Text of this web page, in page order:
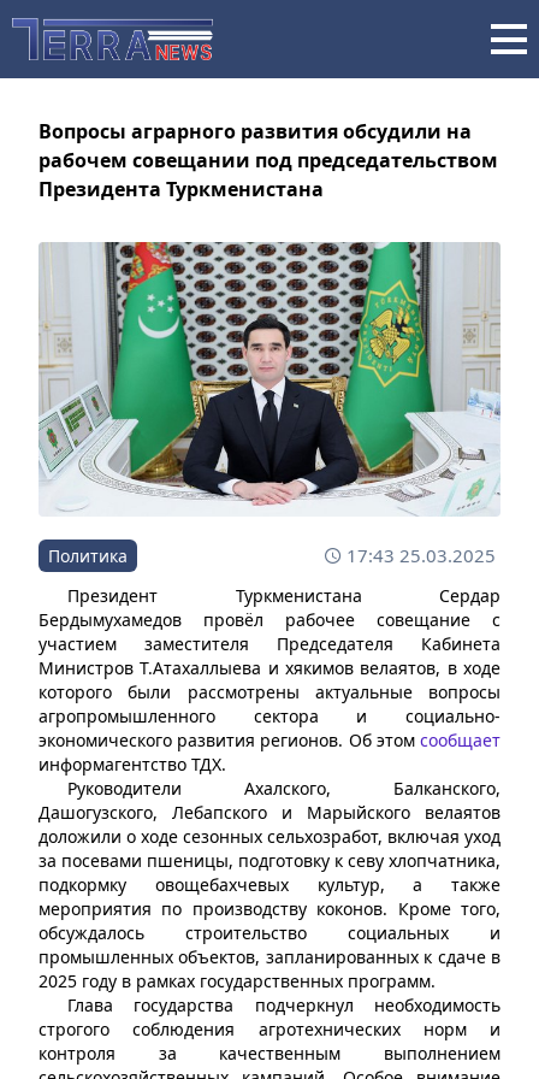
Вопросы аграрного развития обсудили на
рабочем совещании под председательством
Президента Туркменистана
Политика 17:43 25.03.2025
Президент Туркменистана Сердар
Бердымухамедов провёл рабочее совещание с
участием заместителя Председателя Кабинета
Министров Т.Атахаллыева и хякимов велаятов, в ходе
которого были рассмотрены актуальные вопросы
агропромышленного сектора и социально-
экономического развития регионов. Об этом сообщает
информагентство ТДХ.
Руководители Ахалского, Балканского,
Дашогузского, Лебапского и Марыйского велаятов
доложили о ходе сезонных сельхозработ, включая уход
за посевами пшеницы, подготовку к севу хлопчатника,
подкормку овощебахчевых культур, а также
мероприятия по производству коконов. Кроме того,
обсуждалось строительство социальных и
промышленных объектов, запланированных к сдаче в
2025 году в рамках государственных программ.
Глава государства подчеркнул необходимость
строгого соблюдения агротехнических норм и
контроля за качественным выполнением